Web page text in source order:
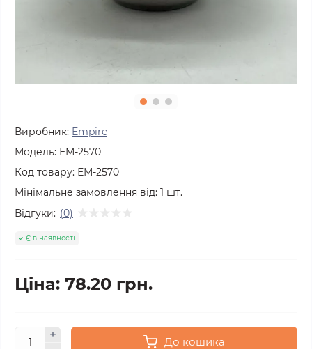
Виробник: Empire
Модель: ЕМ-2570
Код товару: ЕМ-2570
Мінімальне замовлення від: 1 шт.
Відгуки: (0)
Є в наявності
Ціна: 78.20 грн.
До кошика